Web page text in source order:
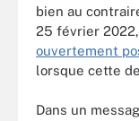
bien au
25 février
ouvertement
lorsque cette
Dans un